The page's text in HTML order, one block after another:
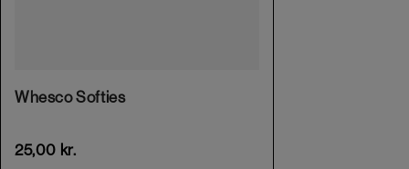
Whesco Softies
25,00 kr.